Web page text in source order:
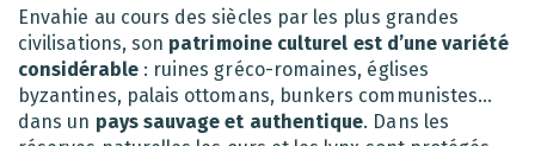
Envahie au cours des siècles par les plus grandes
civilisations, son patrimoine culturel est d’une variété
considérable: ruines gréco-romaines, églises
byzantines, palais ottomans, bunkers communistes…
dans un pays sauvage et authentique. Dans les